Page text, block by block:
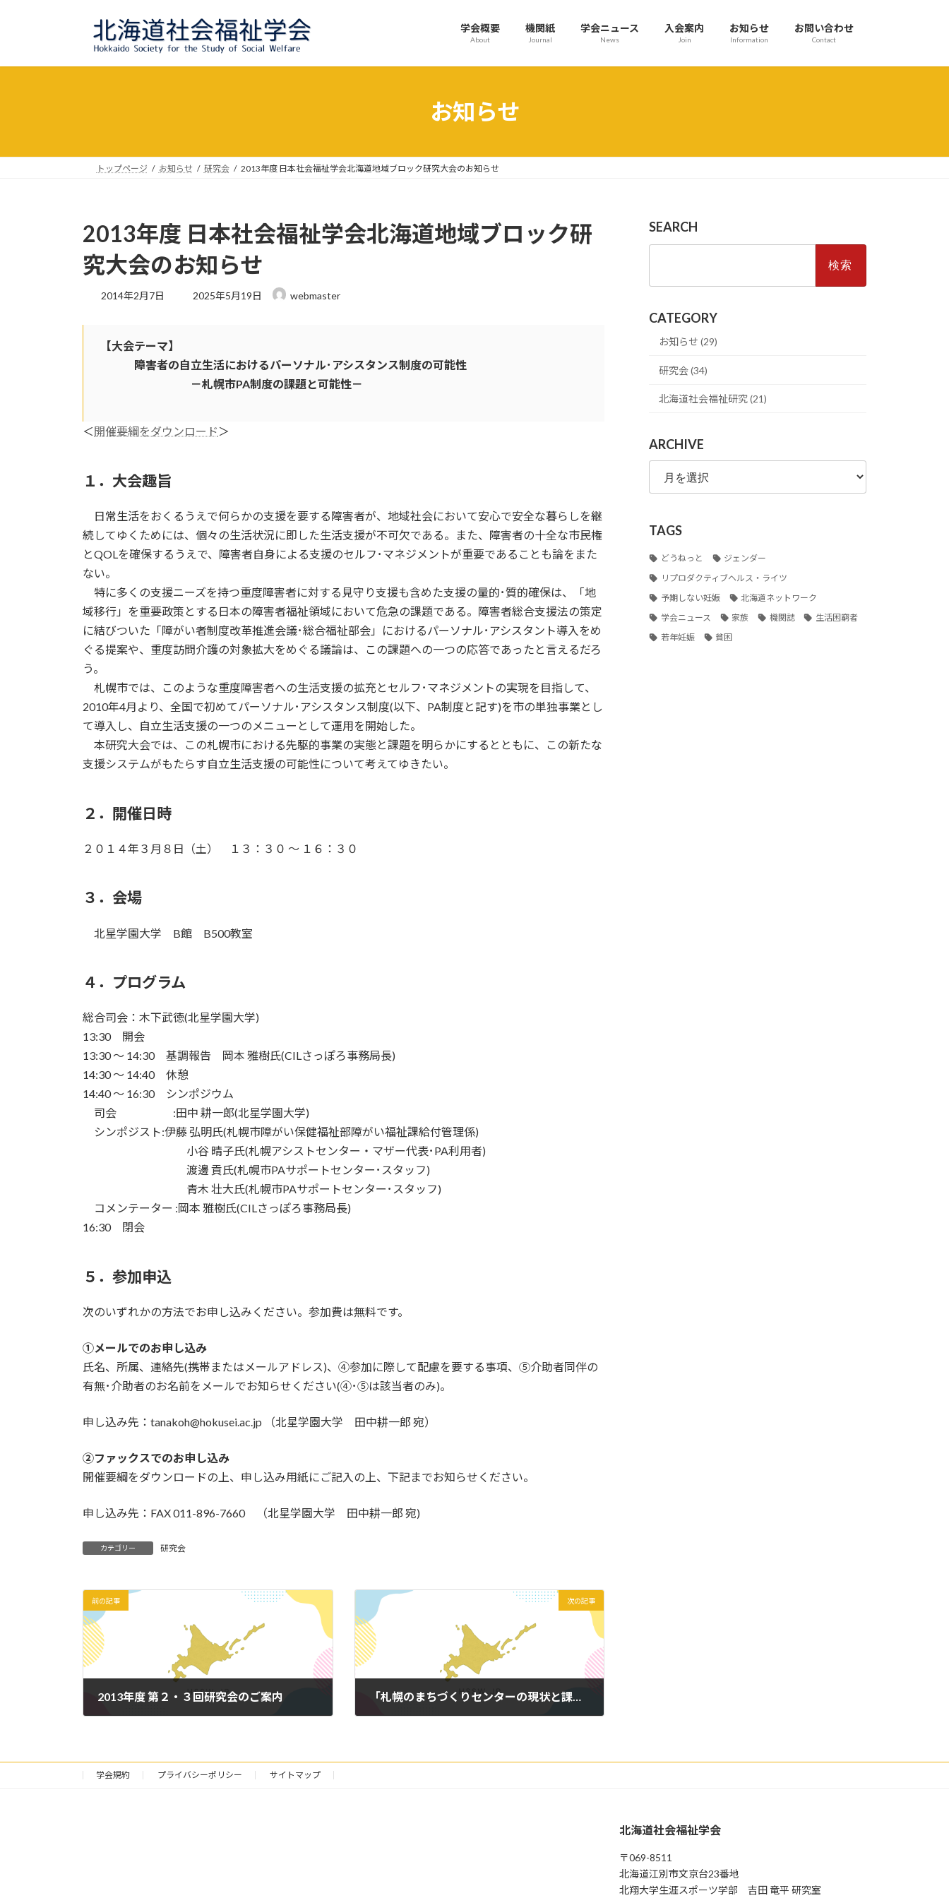
プ
動
学会概要
About
機関紙
Journal
学会ニュース
News
入会案内
Join
お知らせ
Information
お問い合わせ
Contact
お知らせ
トップページ お知らせ 研究会 2013年度 日本社会福祉学会北海道地域ブロック研究大会のお知らせ
2013年度 日本社会福祉学会北海道地域ブロック研
究大会のお知らせ
2014年2月7日
最
時
2025年5月19日 webmaster
【大会テーマ】
障害者の自立生活におけるパーソナル･アシスタンス制度の可能性
－札幌市PA制度の課題と可能性－
＜ 開催要綱をダウンロード ＞
１．大会趣旨
日常生活をおくるうえで何らかの支援を要する障害者が、地域社会において安心で安全な暮らしを継
続してゆくためには、個々の生活状況に即した生活支援が不可欠である。また、障害者の十全な市民権
とQOLを確保するうえで、障害者自身による支援のセルフ･マネジメントが重要であることも論をまた
ない。
特に多くの支援ニーズを持つ重度障害者に対する見守り支援も含めた支援の量的･質的確保は、「地
域移行」を重要政策とする日本の障害者福祉領域において危急の課題である。障害者総合支援法の策定
に結びついた「障がい者制度改革推進会議･総合福祉部会」におけるパーソナル･アシスタント導入をめ
ぐる提案や、重度訪問介護の対象拡大をめぐる議論は、この課題への一つの応答であったと言えるだろ
う。
札幌市では、このような重度障害者への生活支援の拡充とセルフ･マネジメントの実現を目指して、
2010年4月より、全国で初めてパーソナル･アシスタンス制度(以下、PA制度と記す)を市の単独事業とし
て導入し、自立生活支援の一つのメニューとして運用を開始した。
本研究大会では、この札幌市における先駆的事業の実態と課題を明らかにするとともに、この新たな
支援システムがもたらす自立生活支援の可能性について考えてゆきたい。
２．開催日時
２０１４年３月８日（土） １３：３０ ～ １６：３０
３．会場
北星学園大学 B館 B500教室
４．プログラム
総合司会：木下武徳(北星学園大学)
13:30 開会
13:30 ～ 14:30 基調報告 岡本 雅樹氏(CILさっぽろ事務局長)
14:30 ～ 14:40 休憩
14:40 ～ 16:30 シンポジウム
司会 :田中 耕一郎(北星学園大学)
シンポジスト:伊藤 弘明氏(札幌市障がい保健福祉部障がい福祉課給付管理係)
小谷 晴子氏(札幌アシストセンター・マザー代表･PA利用者)
渡邊 貢氏(札幌市PAサポートセンター･スタッフ)
青木 壮大氏(札幌市PAサポートセンター･スタッフ)
コメンテーター :岡本 雅樹氏(CILさっぽろ事務局長)
16:30 閉会
５．参加申込
次のいずれかの方法でお申し込みください。参加費は無料です。
①メールでのお申し込み
氏名、所属、連絡先(携帯またはメールアドレス)、④参加に際して配慮を要する事項、⑤介助者同伴の
有無･介助者のお名前をメールでお知らせください(④･⑤は該当者のみ)。
申し込み先：tanakoh@hokusei.ac.jp （北星学園大学 田中耕一郎 宛）
②ファックスでのお申し込み
開催要綱をダウンロードの上、申し込み用紙にご記入の上、下記までお知らせください。
申し込み先：FAX 011-896-7660 （北星学園大学 田中耕一郎 宛)
カテゴリー 研究会
前の記事
2013年度 第２・３回研究会のご案内
次の記事
「札幌のまちづくりセンターの現状と課題」講座について
SEARCH
CATEGORY
お知らせ (29)
研究会 (34)
北海道社会福祉研究 (21)
ARCHIVE
ARCHIVE
TAGS
どうねっと
ジェンダー
リプロダクティブヘルス・ライツ
予期しない妊娠
北海道ネットワーク
学会ニュース
家族 機関誌
生活困窮者
若年妊娠
貧困
学会規約 プライバシーポリシー サイトマップ
北海道社会福祉学会
〒069-8511
北海道江別市⽂京台23番地
北翔⼤学⽣涯スポーツ学部 吉⽥ ⻯平 研究室